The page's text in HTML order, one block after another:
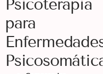
Psicoterapia
para